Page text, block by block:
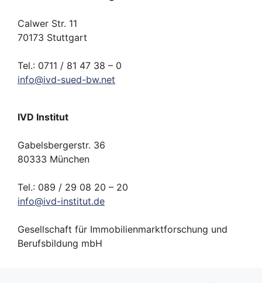
Calwer Str. 11
70173 Stuttgart
Tel.: 0711 / 81 47 38 – 0
info@ivd-sued-bw.net
IVD Institut
Gabelsbergerstr. 36
80333 München
Tel.: 089 / 29 08 20 – 20
info@ivd-institut.de
Gesellschaft für Immobilienmarktforschung und
Berufsbildung mbH